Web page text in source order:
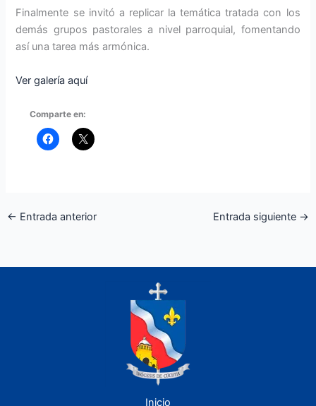
Finalmente se invitó a replicar la temática tratada con los
demás grupos pastorales a nivel parroquial, fomentando
así una tarea más armónica.
Ver galería aquí
Comparte en:
← Entrada anterior Entrada siguiente →
Inicio